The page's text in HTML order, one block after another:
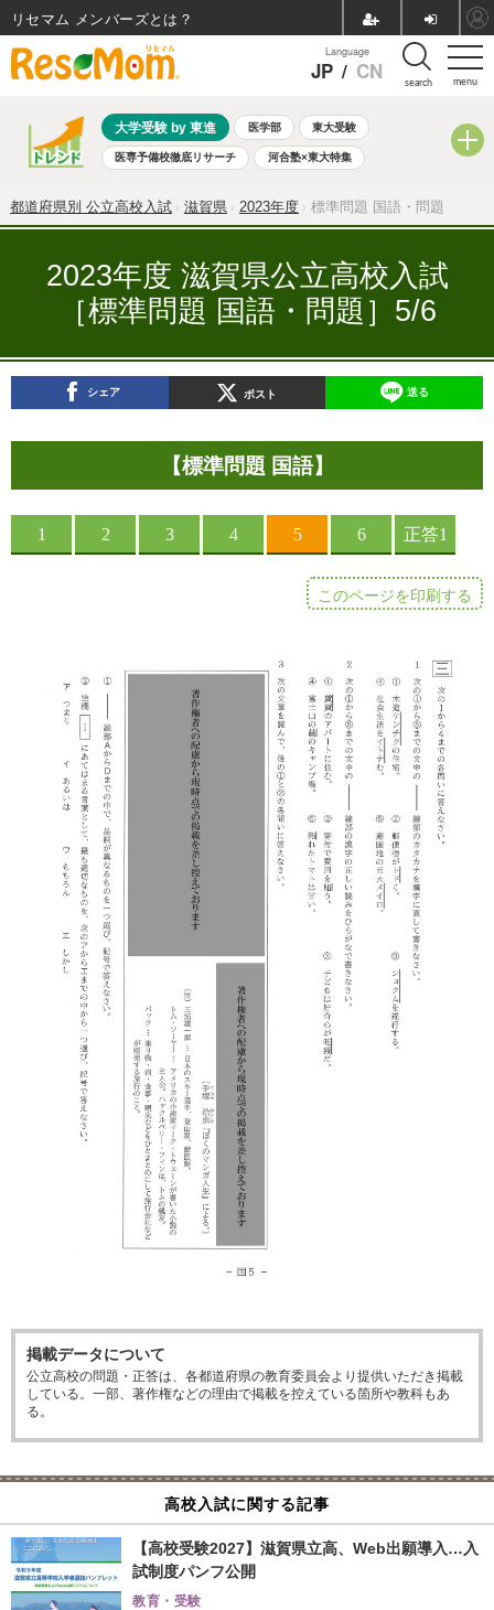
menu
Language
JP / CN search
大学受験 by 東進 医学部 東大受験
医専予備校徹底リサーチ 河合塾×東大特集
共通テスト 夏休み 8月開催学校説明会・相談会
自由研究教材（小学生向け） 自由研究教材（中学生向け）
ランキング
都道府県別 公立高校入試 滋賀県 2023年度 標準問題 国語・問題
2023年度 滋賀県公立高校入試
［標準問題 国語・問題］5/6
シェア ポスト 送る
【標準問題 国語】
このページを印刷する
掲載データについて
公立高校の問題・正答は、各都道府県の教育委員会より提供いただき掲載
している。一部、著作権などの理由で掲載を控えている箇所や教科もあ
る。
高校入試に関する記事
【高校受験2027】滋賀県立高、Web出願導入…入
試制度パンフ公開
教育・受験
リセマム メンバーズ